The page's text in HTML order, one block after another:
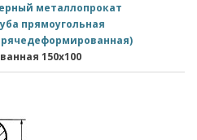
металлопрокат
прямоугольная
150x100